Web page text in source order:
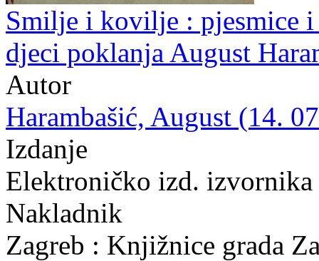
Smilje i kovilje : pjesmice
djeci poklanja August
Autor
Harambašić, August (14.
Izdanje
Elektroničko izd.
Nakladnik
Zagreb : Knjižnice grada